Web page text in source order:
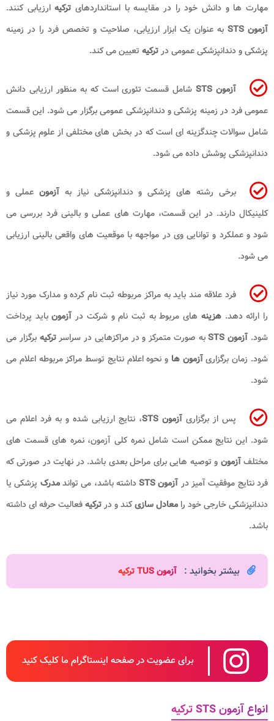
مهارت ها و دانش خود را در مقایسه با استانداردهایترکیهارزیابی کنند.
آزمون STS
به عنوان یک ابزار ارزیابی، صلاحیت و تخصص فرد را در زمینه
پزشکی و دندانپزشکی عمومی درترکیه تعیین می کند.
آزمون STS
شامل قسمت تئوری است که به منظور ارزیابی دانش
عمومی فرد در زمینه پزشکی و دندانپزشکی عمومی برگزار می شود. این قسمت
شامل سوالات چندگزینه ای است که در بخش های مختلفی از علوم پزشکی و
دندانپزشکی پوشش داده می شود.
برخی رشته های پزشکی و دندانپزشکی نیاز بهآزمون عملی و
کلینیکال دارند. در این قسمت، مهارت های عملی و بالینی فرد بررسی می
شود و عملکرد و توانایی وی در مواجهه با موقعیت های واقعی بالینی ارزیابی
می شود.
فرد علاقه مند باید به مراکز مربوطه ثبت نام کرده و مدارک مورد نیاز
را ارائه دهد.هزینه های مربوط به ثبت نام و شرکت در آزمونباید پرداخت
شود. آزمون STS به صورت متمرکز و در مراکزهایی در سراسرترکیه برگزار می
شود. زمان برگزاریآزمون ها و نحوه اعلام نتایج توسط مراکز مربوطه اعلام می
شود.
پس از برگزاری آزمون STS
، نتایج ارزیابی شده و به فرد اعلام می
شود. این نتایج ممکن است شامل نمره کلی آزمون، نمره های قسمت های
مختلفآزمون و توصیه هایی برای مراحل بعدی باشد. در نهایت در صورتی که
فرد نتایج موفقیت آمیز در آزمون STS داشته باشد، می تواندمدرک پزشکی یا
دندانپزشکی خارجی خود را معادل سازیکند و درترکیهفعالیت حرفه ای داشته
باشد.
بیشتر بخوانید : آزمون TUS ترکیه
برای عضویت در صفحه اینستاگرام ما کلیک کنید
انواع آزمون STS ترکیه